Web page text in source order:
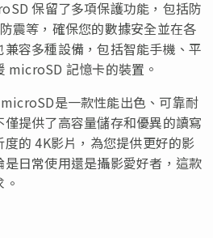
保留了多項保護功能，包括防
震等，確保您的數據安全並在各
容多種設備，包括智能手機、平
microSD 記憶卡的裝置。
microSD是一款性能出色、可靠耐
提供了高容量儲存和優異的讀寫
的 4K影片，為您提供更好的影
日常使用還是攝影愛好者，這款